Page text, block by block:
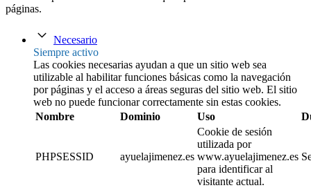
páginas.
Necesario
Siempre activo
Las cookies necesarias ayudan a que un sitio web sea
utilizable al habilitar funciones básicas como la navegación
por páginas y el acceso a áreas seguras del sitio web. El sitio
web no puede funcionar correctamente sin estas cookies.
Nombre
Dominio Uso
PHPSESSID ayuelajimenez.es
Cookie de sesión
utilizada por
www.ayuelajimenez.es
para identificar al
visitante actual.